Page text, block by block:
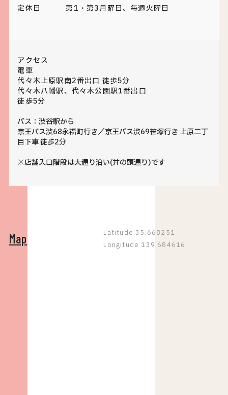
定休日
第1・第3月曜日、毎週火曜日
アクセス
電車
代々木上原駅南2番出口 徒歩5分
代々木八幡駅、代々木公園駅1番出口
徒歩5分
バス：渋谷駅から
京王バス渋68永福町行き／京王バス渋69笹塚行き 上原二丁
目下車 徒歩2分
※店舗入口階段は大通り沿い(井の頭通り)です
Map
Latitude 35.668251
Longitude 139.684616